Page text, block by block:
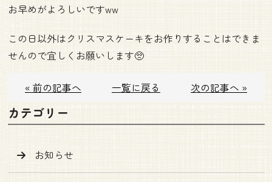
お早めがよろしいですww
この日以外はクリスマスケーキをお作りすることはできま
せんので宜しくお願いします🥺
« 前の記事へ 一覧に戻る 次の記事へ »
カテゴリー
お知らせ